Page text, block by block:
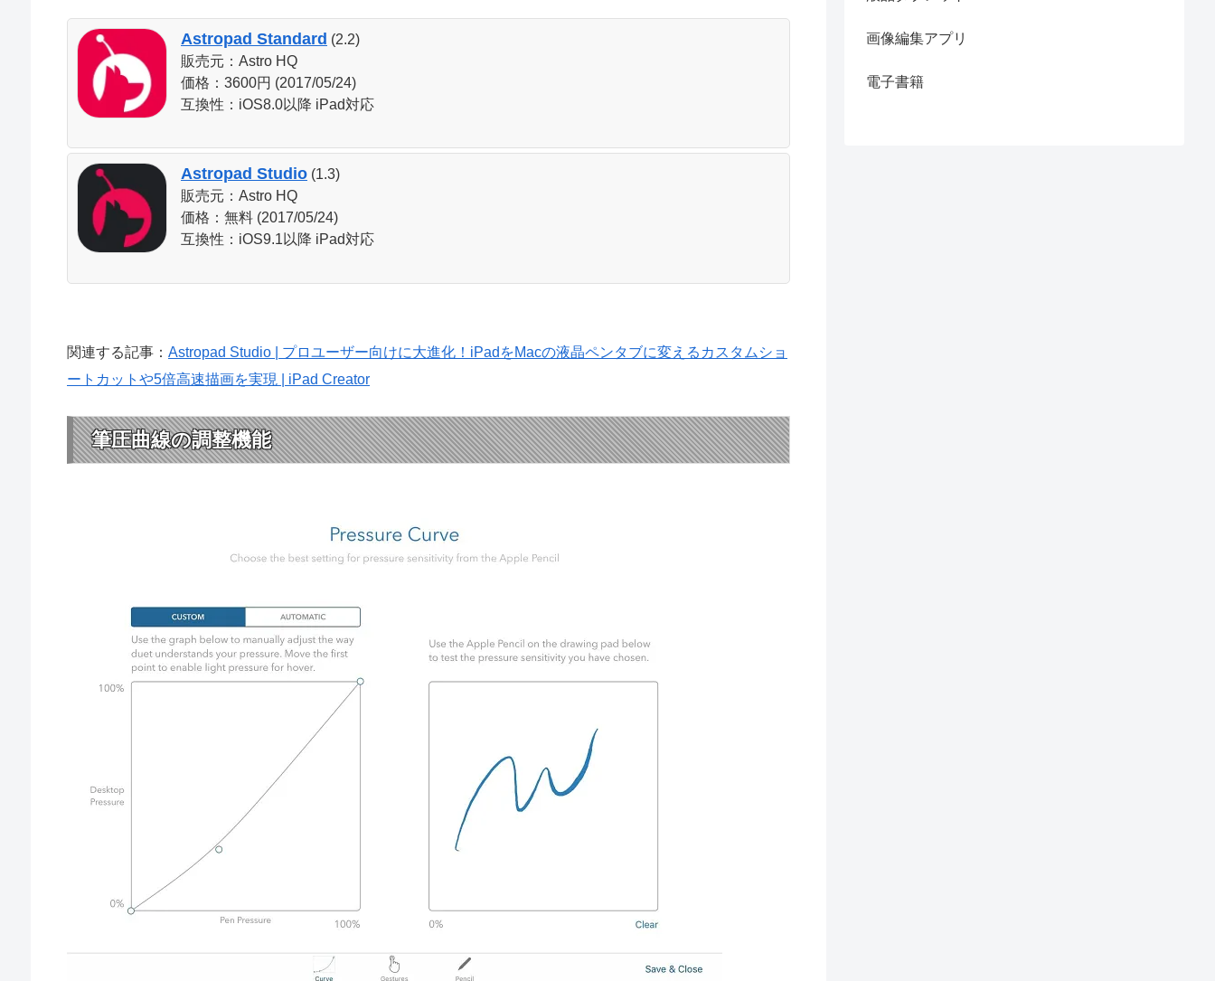
Astropad Standard (2.2)
販売元：Astro HQ
価格：3600円 (2017/05/24)
互換性：iOS8.0以降 iPad対応
Astropad Studio (1.3)
販売元：Astro HQ
価格：無料 (2017/05/24)
互換性：iOS9.1以降 iPad対応
関連する記事： Astropad Studio | プロユーザー向けに大進化！iPadをMacの液晶ペンタブに変えるカスタムショ
ートカットや5倍高速描画を実現 | iPad Creator
筆圧曲線の調整機能
画像編集アプリ
電子書籍